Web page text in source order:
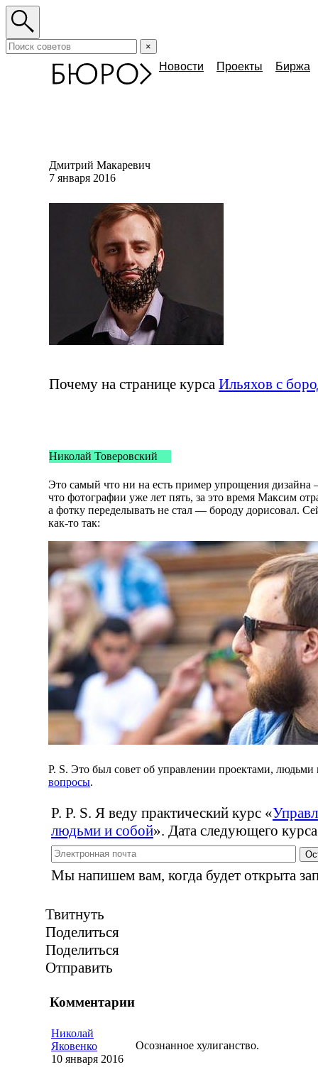
×
Новости Проекты Биржа
Дмитрий Макаревич
7 января 2016
Почему на странице курса Ильяхов с
Николай Товеровский
Это самый что ни на есть пример упрощения
что фотографии уже лет пять, за это время Максим
а фотку переделывать не стал — бороду дорисовал.
как-то так:
P. S. Это был совет об управлении проектами,
вопросы.
P. P. S. Я веду практический курс «
людьми и собой». Дата следующего
Мы напишем вам, когда будет открыта
Твитнуть
Поделиться
Поделиться
Отправить
Комментарии
Николай
Яковенко
10 января 2016
Осознанное хулиганство.